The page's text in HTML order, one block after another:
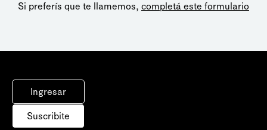
Si preferís que te llamemos, completá este formulario
Ingresar
Suscribite